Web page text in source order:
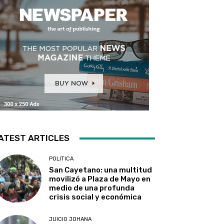
ARTICLES
POLITICA
San Cayetano: una multitud
movilizó a Plaza de Mayo en
medio de una profunda
crisis social y económica
JUICIO JOHANA